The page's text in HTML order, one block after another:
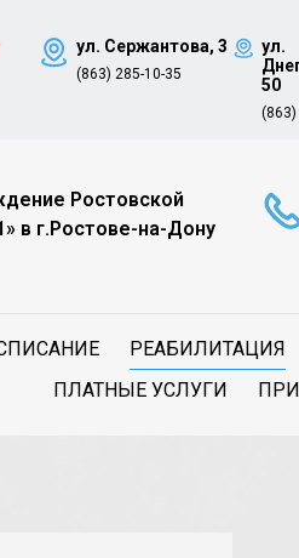
ул. Сержантова, 3
(863) 285-10-35
ул.
50
(863)
Ростовской
в г.Ростове-на-Дону
РЕАБИЛИТАЦИЯ
ПЛАТНЫЕ УСЛУГИ